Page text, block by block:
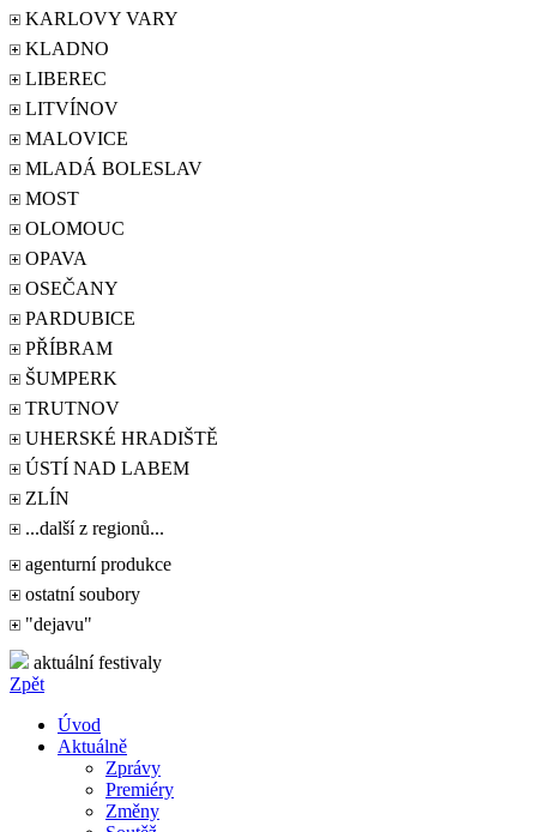
KARLOVY VARY
KLADNO
LIBEREC
LITVÍNOV
MALOVICE
MLADÁ BOLESLAV
MOST
OLOMOUC
OPAVA
OSEČANY
PARDUBICE
PŘÍBRAM
ŠUMPERK
TRUTNOV
UHERSKÉ HRADIŠTĚ
ÚSTÍ NAD LABEM
ZLÍN
...další z regionů...
agenturní produkce
ostatní soubory
"dejavu"
aktuální festivaly
Zpět
Úvod
Aktuálně
Zprávy
Premiéry
Změny